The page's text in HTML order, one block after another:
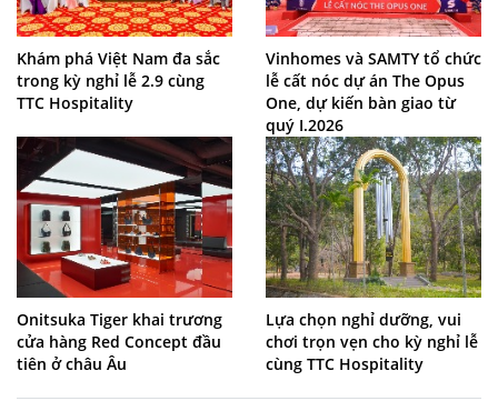
Khám phá Việt Nam đa sắc
trong kỳ nghỉ lễ 2.9 cùng
TTC Hospitality
Vinhomes và SAMTY tổ chức
lễ cất nóc dự án The Opus
One, dự kiến bàn giao từ
quý I.2026
Onitsuka Tiger khai trương
cửa hàng Red Concept đầu
tiên ở châu Âu
Lựa chọn nghỉ dưỡng, vui
chơi trọn vẹn cho kỳ nghỉ lễ
cùng TTC Hospitality